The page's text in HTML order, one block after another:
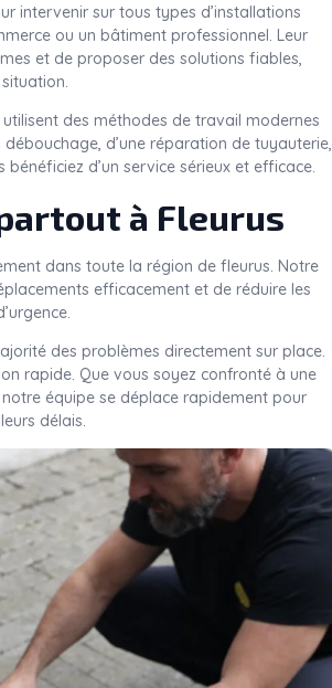
intervenir sur tous types d’installations
ou un bâtiment professionnel. Leur
et de proposer des solutions fiables,
des méthodes de travail modernes
débouchage, d’une réparation de tuyauterie,
d’un service sérieux et efficace.
à Fleurus
dans toute la région de fleurus. Notre
efficacement et de réduire les
des problèmes directement sur place.
rapide. Que vous soyez confronté à une
équipe se déplace rapidement pour
délais.